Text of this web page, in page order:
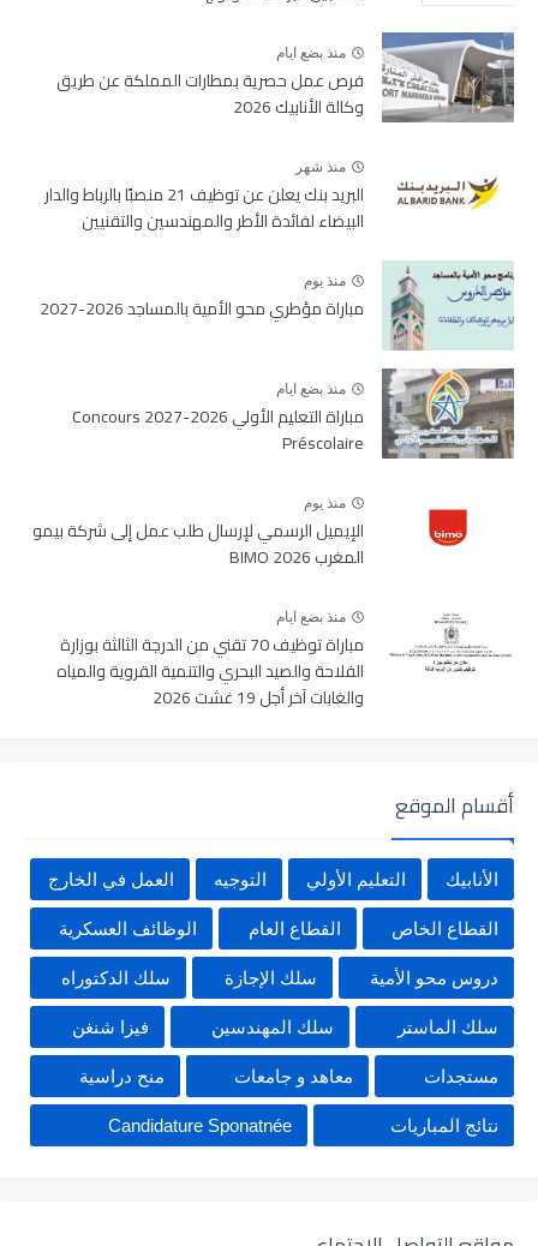
منذ بضع ايام
فرص عمل حصرية بمطارات المملكة عن طريق
وكالة الأنابيك 2026
منذ شهر
البريد بنك يعلن عن توظيف 21 منصبًا بالرباط والدار
البيضاء لفائدة الأطر والمهندسين والتقنيين
منذ يوم
مباراة مؤطري محو الأمية بالمساجد 2026-2027
منذ بضع ايام
مباراة التعليم الأولي 2026-2027 Concours
Préscolaire
منذ يوم
الإيميل الرسمي لإرسال طلب عمل إلى شركة بيمو
المغرب BIMO 2026
منذ بضع ايام
مباراة توظيف 70 تقني من الدرجة الثالثة بوزارة
الفلاحة والصيد البحري والتنمية القروية والمياه
والغابات آخر أجل 19 غشت 2026
أقسام الموقع
الأنابيك التعليم الأولي التوجيه العمل في الخارج
القطاع الخاص القطاع العام الوظائف العسكرية
دروس محو الأمية سلك الإجازة سلك الدكتوراه
سلك الماستر سلك المهندسين فيزا شنغن
مستجدات معاهد و جامعات منح دراسية
نتائج المباريات Candidature Sponatnée